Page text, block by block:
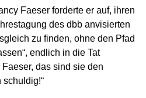
Faeser forderte er auf, ihren
des dbb anvisierten
zu finden, ohne den Pfad
endlich in die Tat
das sind sie den